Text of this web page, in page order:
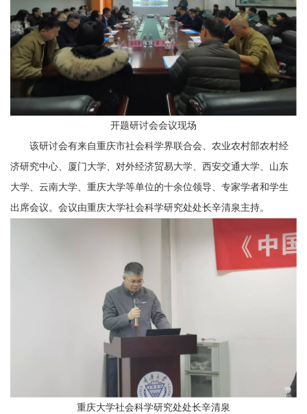
开题研讨会会议现场
该研讨会有来自重庆市社会科学界联合会 农业农村部农村经
济研究中心
厦门大学 对外经济贸易大学 西安交通大学 、山东
大学、 云南大学 、重庆大学等单位的十余位领导、专家学者和学生
出席会议。会议由重庆大学社会科学研究处处长辛清泉 主持。
重庆大学社会科学研究处处长辛清泉